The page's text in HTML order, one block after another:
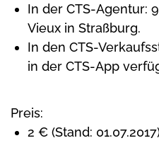
In der CTS-Agentur:
Vieux in Straßburg.
In den CTS-
in der CTS-App
Preis:
2 € (Stand: